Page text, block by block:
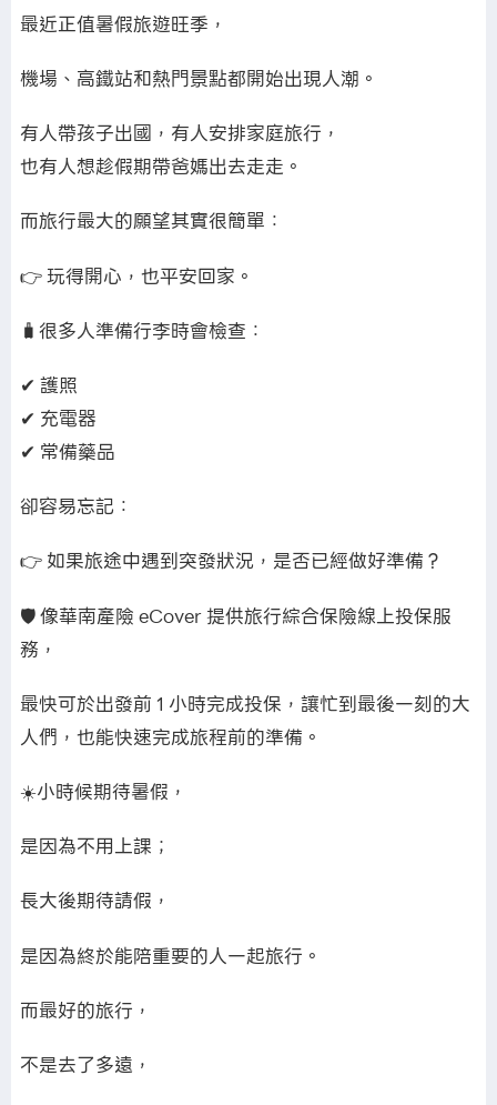
最近正值暑假旅遊旺季，
機場、高鐵站和熱門景點都開始出現人潮。
有人帶孩子出國，有人安排家庭旅行，
也有人想趁假期帶爸媽出去走走。
而旅行最大的願望其實很簡單：
👉 玩得開心，也平安回家。
🧳很多人準備行李時會檢查：
✔ 護照
✔ 充電器
✔ 常備藥品
卻容易忘記：
👉 如果旅途中遇到突發狀況，是否已經做好準備？
🛡️ 像華南產險 eCover 提供旅行綜合保險線上投保服
務，
最快可於出發前 1 小時完成投保，讓忙到最後一刻的大
人們，也能快速完成旅程前的準備。
☀️小時候期待暑假，
是因為不用上課；
長大後期待請假，
是因為終於能陪重要的人一起旅行。
而最好的旅行，
不是去了多遠，